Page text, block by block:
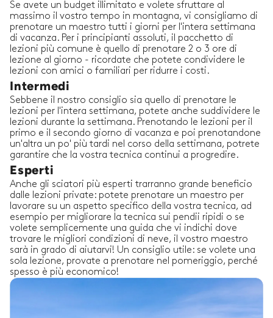
Se avete un budget illimitato e volete sfruttare al
massimo il vostro tempo in montagna, vi consigliamo di
prenotare un maestro tutti i giorni per l'intera settimana
di vacanza. Per i principianti assoluti, il pacchetto di
lezioni più comune è quello di prenotare 2 o 3 ore di
lezione al giorno - ricordate che potete condividere le
lezioni con amici o familiari per ridurre i costi.
Intermedi
Sebbene il nostro consiglio sia quello di prenotare le
lezioni per l'intera settimana, potete anche suddividere le
lezioni durante la settimana. Prenotando le lezioni per il
primo e il secondo giorno di vacanza e poi prenotandone
un'altra un po' più tardi nel corso della settimana, potrete
garantire che la vostra tecnica continui a progredire.
Esperti
Anche gli sciatori più esperti trarranno grande beneficio
dalle lezioni private: potete prenotare un maestro per
lavorare su un aspetto specifico della vostra tecnica, ad
esempio per migliorare la tecnica sui pendii ripidi o se
volete semplicemente una guida che vi indichi dove
trovare le migliori condizioni di neve, il vostro maestro
sarà in grado di aiutarvi! Un consiglio utile: se volete una
sola lezione, provate a prenotare nel pomeriggio, perché
spesso è più economico!